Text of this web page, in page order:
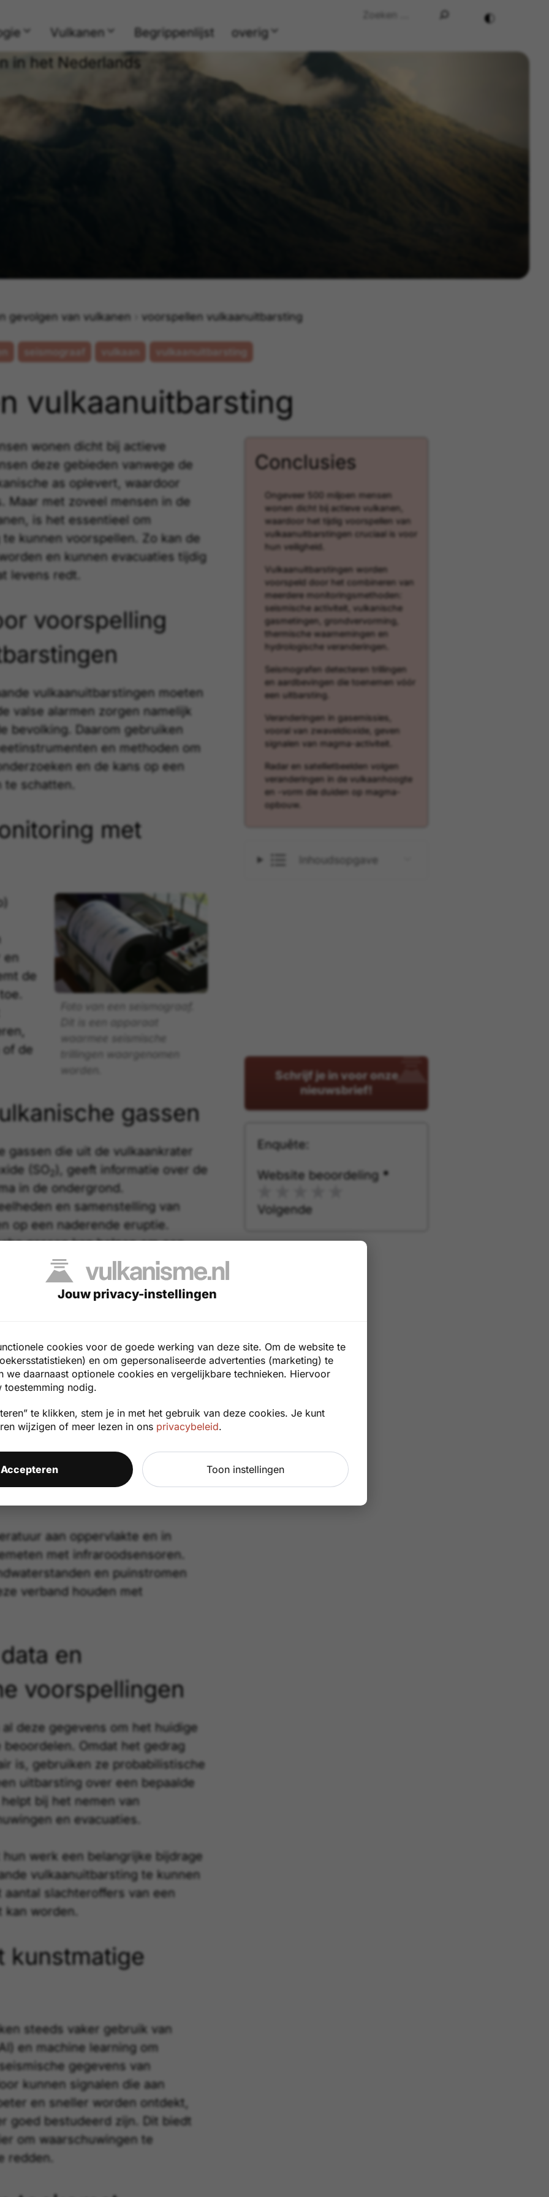
Vulkanen Begrippenlijst overig
in het Nederlands
gevolgen van vulkanen voorspellen vulkaanuitbarsting
seismograaf vulkaan vulkaanuitbarsting
vulkaanuitbarsting
wonen dicht bij actieve
deze gebieden vanwege de
as oplevert, waardoor
Maar met zoveel mensen in de
, is het essentieel om
kunnen voorspellen. Zo kan de
en kunnen evacuaties tijdig
levens redt.
voorspelling
vulkaanuitbarstingen moeten
valse alarmen zorgen namelijk
bevolking. Daarom gebruiken
en methoden om
en de kans op een
schatten.
met
waarmee seismische
trillingen waargenomen
worden.
en
de
of de
gassen
gassen die uit de vulkaankrater
(SO
), geeft informatie over de
in de ondergrond.
en samenstelling van
op een naderende eruptie.
gassen kan helpen om een
voorspellen.
wordt gekeken naar
en vorm van de vulkaan.
kan betekenen dat magma
wat een voorbode is van een
hydrologische
aan oppervlakte en in
met infraroodsensoren.
en puinstromen
verband houden met
en
voorspellingen
deze gegevens om het huidige
Omdat het gedrag
is, gebruiken ze probabilistische
uitbarsting over een bepaalde
bij het nemen van
en evacuaties.
werk een belangrijke bijdrage
vulkaanuitbarsting te kunnen
slachteroffers van een
worden.
kunstmatige
steeds vaker gebruik van
en machine learning om
gegevens van
kunnen signalen die aan
en sneller worden ontdekt,
goed bestudeerd zijn. Dit biedt
om waarschuwingen te
redden.
Conclusies
Ongeveer 500 miljoen mensen
wonen dicht bij actieve vulkanen,
waardoor het tijdig voorspellen van
vulkaanuitbarstingen cruciaal is voor
hun veiligheid.
Vulkaanuitbarstingen worden
voorspeld door het combineren van
meerdere monitoringsmethoden:
seismische activiteit, vulkanische
gasmetingen, grondvervorming,
thermische waarnemingen en
hydrologische veranderingen.
Seismografen detecteren trillingen
en aardbevingen die toenemen vóór
een uitbarsting.
Veranderingen in gasemissies,
vooral van zwaveldioxide, geven
signalen van magma-activiteit.
Radar en satellietbeelden volgen
veranderingen in de vulkaanhoogte
en -vorm die duiden op magma-
opbouw.
Inhoudsopgave
Schrijf je in voor onze
nieuwsbrief!
Enquête:
Website beoordeling *
Volgende
Jouw privacy-instellingen
cookies voor de goede werking van deze site. Om de website te
en om gepersonaliseerde advertenties (marketing) te
we daarnaast optionele cookies en vergelijkbare technieken. Hiervoor
toestemming nodig.
te klikken, stem je in met het gebruik van deze cookies. Je kunt
wijzigen of meer lezen in ons privacybeleid.
Accepteren Toon instellingen